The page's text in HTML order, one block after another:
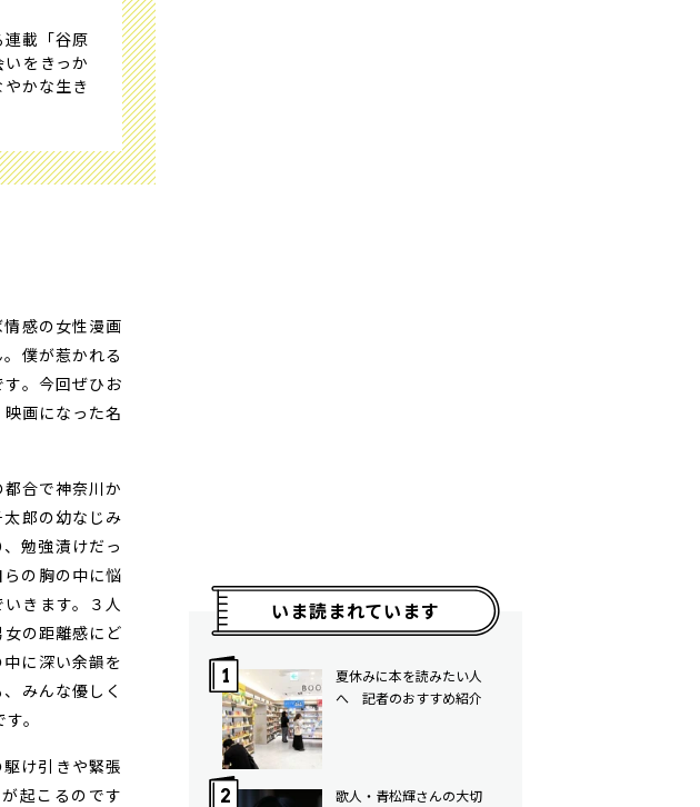
載「谷原
をきっか
かな生き
感の女性漫画
僕が惹かれる
。今回ぜひお
画になった名
合で神奈川か
郎の幼なじみ
勉強漬けだっ
の胸の中に悩
きます。３人
の距離感にど
に深い余韻を
みんな優しく
。
け引きや緊張
起こるのです
いま読まれています
夏休みに本を読みたい人
へ 記者のおすすめ紹介
歌人・青松輝さんの大切